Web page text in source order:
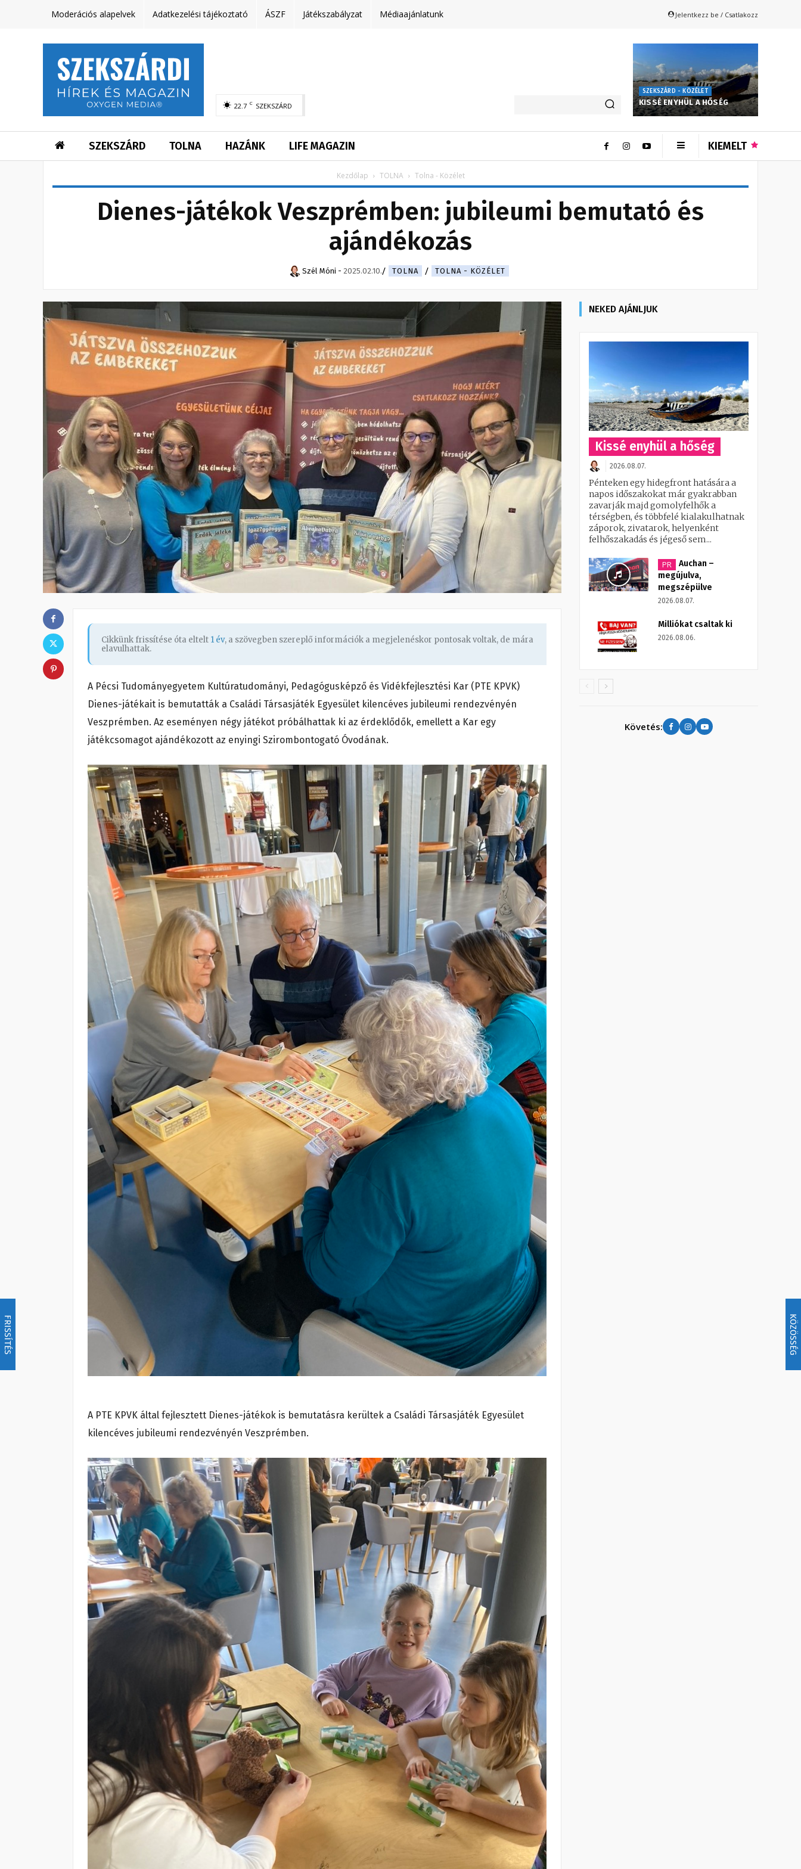
FRISSÍTÉS KÖZÖSSÉG
Moderációs alapelvek Adatkezelési tájékoztató ÁSZF Játékszabályzat Médiaajánlatunk Jelentkezz be / Csatlakozz
22.7 C SZEKSZÁRD
SZEKSZÁRD - KÖZÉLET
KISSÉ ENYHÜL A HŐSÉG
SZEKSZÁRD TOLNA HAZÁNK LIFE MAGAZIN KIEMELT
Kezdőlap TOLNA Tolna - Közélet
Dienes-játékok Veszprémben: jubileumi bemutató és
ajándékozás
Szél Móni - 2025.02.10. TOLNA TOLNA - KÖZÉLET
Cikkünk frissítése óta eltelt 1 év, a szövegben szereplő információk a megjelenéskor pontosak voltak, de mára
elavulhattak.
A Pécsi Tudományegyetem Kultúratudományi, Pedagógusképző és Vidékfejlesztési Kar (PTE KPVK)
Dienes-játékait is bemutatták a Családi Társasjáték Egyesület kilencéves jubileumi rendezvényén
Veszprémben. Az eseményen négy játékot próbálhattak ki az érdeklődők, emellett a Kar egy
játékcsomagot ajándékozott az enyingi Szirombontogató Óvodának.
A PTE KPVK által fejlesztett Dienes-játékok is bemutatásra kerültek a Családi Társasjáték Egyesület
kilencéves jubileumi rendezvényén Veszprémben.
NEKED AJÁNLJUK
Kissé enyhül a hőség
2026.08.07.
Pénteken egy hidegfront hatására a
napos időszakokat már gyakrabban
zavarják majd gomolyfelhők a
térségben, és többfelé kialakulhatnak
záporok, zivatarok, helyenként
felhőszakadás és jégeső sem...
PR
Auchan –
megújulva,
megszépülve
2026.08.07.
Milliókat csaltak ki
2026.08.06.
Követés: